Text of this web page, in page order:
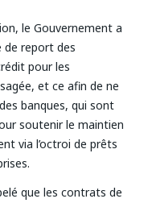
le Gouvernement a
de report des
pour les
et ce afin de ne
banques, qui sont
soutenir le maintien
via l’octroi de prêts
que les contrats de